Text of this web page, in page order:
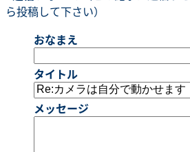
ら投稿して下さい）
おなまえ
タイトル
メッセージ